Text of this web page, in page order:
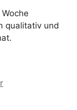
qualitativ und